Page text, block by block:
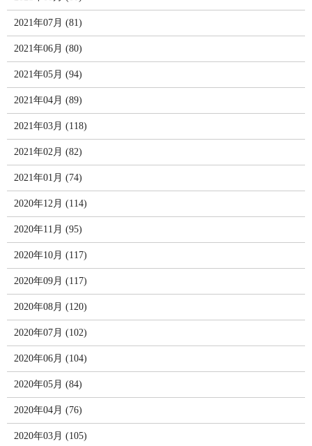
2021年07月 (81)
2021年06月 (80)
2021年05月 (94)
2021年04月 (89)
2021年03月 (118)
2021年02月 (82)
2021年01月 (74)
2020年12月 (114)
2020年11月 (95)
2020年10月 (117)
2020年09月 (117)
2020年08月 (120)
2020年07月 (102)
2020年06月 (104)
2020年05月 (84)
2020年04月 (76)
2020年03月 (105)